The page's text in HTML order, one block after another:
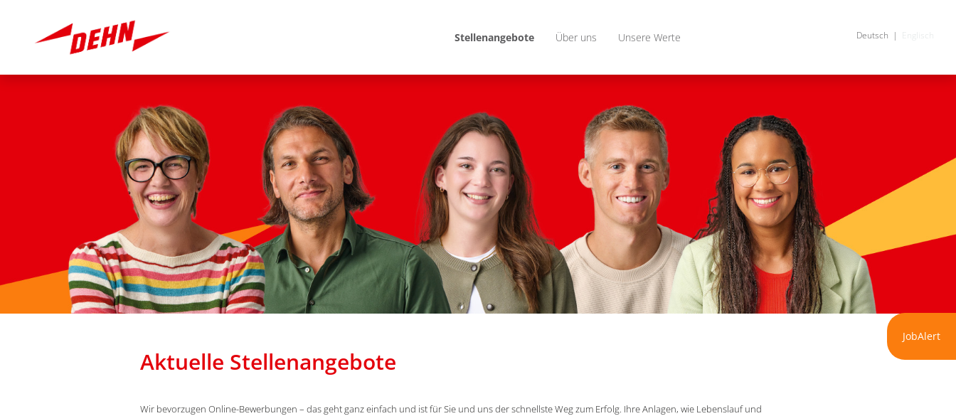
Deutsch Englisch
Stellenangebote Über uns Unsere Werte
Aktuelle Stellenangebote
Wir bevorzugen Online-Bewerbungen – das geht ganz einfach und ist für Sie und uns der schnellste Weg zum Erfolg. Ihre Anlagen, wie Lebenslauf und
JobAlert